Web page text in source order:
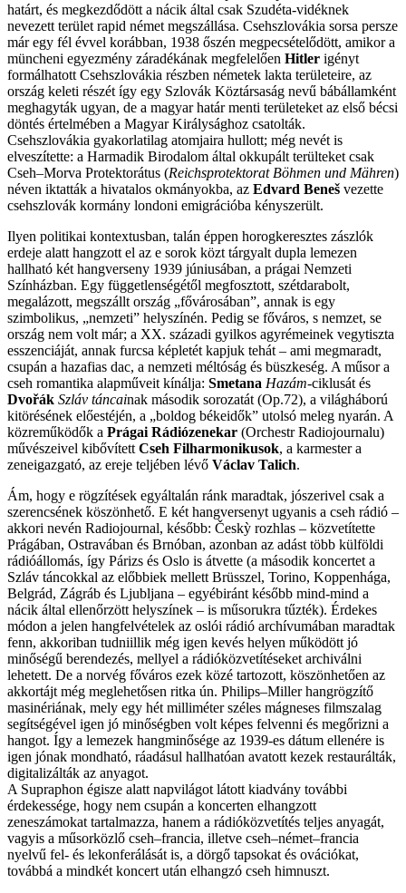
határt, és megkezdődött a nácik által csak Szudéta-vidéknek
nevezett terület rapid német megszállása. Csehszlovákia sorsa persze
már egy fél évvel korábban, 1938 őszén megpecsételődött, amikor a
müncheni egyezmény záradékának megfelelően Hitler igényt
formálhatott Csehszlovákia részben németek lakta területeire, az
ország keleti részét így egy Szlovák Köztársaság nevű bábállamként
meghagyták ugyan, de a magyar határ menti területeket az első bécsi
döntés értelmében a Magyar Királysághoz csatolták.
Csehszlovákia gyakorlatilag atomjaira hullott; még nevét is
elveszítette: a Harmadik Birodalom által okkupált terülteket csak
Cseh–Morva Protektorátus (Reichsprotektorat Böhmen und Mähren)
néven iktatták a hivatalos okmányokba, az Edvard Beneš vezette
csehszlovák kormány londoni emigrációba kényszerült.
Ilyen politikai kontextusban, talán éppen horogkeresztes zászlók
erdeje alatt hangzott el az e sorok közt tárgyalt dupla lemezen
hallható két hangverseny 1939 júniusában, a prágai Nemzeti
Színházban. Egy függetlenségétől megfosztott, szétdarabolt,
megalázott, megszállt ország „fővárosában”, annak is egy
szimbolikus, „nemzeti” helyszínén. Pedig se főváros, s nemzet, se
ország nem volt már; a XX. századi gyilkos agyrémeinek vegytiszta
esszenciáját, annak furcsa képletét kapjuk tehát – ami megmaradt,
csupán a hazafias dac, a nemzeti méltóság és büszkeség. A műsor a
cseh romantika alapműveit kínálja: Smetana Hazám-ciklusát és
Dvořák Szláv táncainak második sorozatát (Op.72), a világháború
kitörésének előestéjén, a „boldog békeidők” utolsó meleg nyarán. A
közreműködők a Prágai Rádiózenekar (Orchestr Radiojournalu)
művészeivel kibővítettCseh Filharmonikusok, a karmester a
zeneigazgató, az ereje teljében lévő Václav Talich.
Ám, hogy e rögzítések egyáltalán ránk maradtak, jószerivel csak a
szerencsének köszönhető. E két hangversenyt ugyanis a cseh rádió –
akkori nevén Radiojournal, később: Českỳ rozhlas – közvetítette
Prágában, Ostravában és Brnóban, azonban az adást több külföldi
rádióállomás, így Párizs és Oslo is átvette (a második koncertet a
Szláv táncokkal az előbbiek mellett Brüsszel, Torino, Koppenhága,
Belgrád, Zágráb és Ljubljana – egyébiránt később mind-mind a
nácik által ellenőrzött helyszínek – is műsorukra tűzték). Érdekes
módon a jelen hangfelvételek az oslói rádió archívumában maradtak
fenn, akkoriban tudniillik még igen kevés helyen működött jó
minőségű berendezés, mellyel a rádióközvetítéseket archiválni
lehetett. De a norvég főváros ezek közé tartozott, köszönhetően az
akkortájt még meglehetősen ritka ún. Philips–Miller hangrögzítő
masinériának, mely egy hét milliméter széles mágneses filmszalag
segítségével igen jó minőségben volt képes felvenni és megőrizni a
hangot. Így a lemezek hangminősége az 1939-es dátum ellenére is
igen jónak mondható, ráadásul hallhatóan avatott kezek restaurálták,
digitalizálták az anyagot.
A Supraphon égisze alatt napvilágot látott kiadvány további
érdekessége, hogy nem csupán a koncerten elhangzott
zeneszámokat tartalmazza, hanem a rádióközvetítés teljes anyagát,
vagyis a műsorközlő cseh–francia, illetve cseh–német–francia
nyelvű fel- és lekonferálását is, a dörgő tapsokat és ovációkat,
továbbá a mindkét koncert után elhangzó cseh himnuszt.